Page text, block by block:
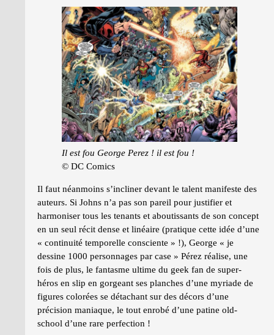
Il est fou George Perez ! il est fou !
© DC Comics
Il faut néanmoins s’incliner devant le talent manifeste des
auteurs. Si Johns n’a pas son pareil pour justifier et
harmoniser tous les tenants et aboutissants de son concept
en un seul récit dense et linéaire (pratique cette idée d’une
« continuité temporelle consciente » !), George « je
dessine 1000 personnages par case » Pérez réalise, une
fois de plus, le fantasme ultime du geek fan de super-
héros en slip en gorgeant ses planches d’une myriade de
figures colorées se détachant sur des décors d’une
précision maniaque, le tout enrobé d’une patine old-
school d’une rare perfection !